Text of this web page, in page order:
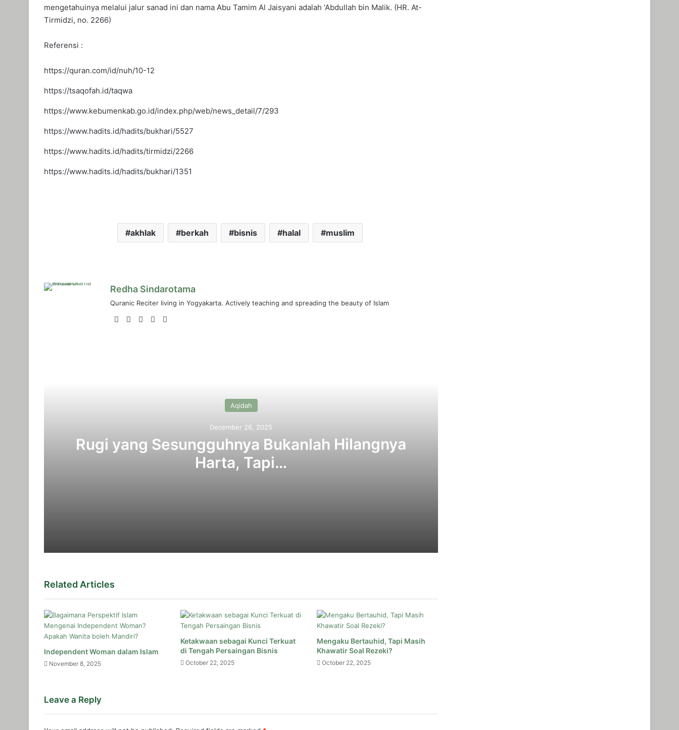
mengetahuinya melalui jalur sanad ini dan nama Abu Tamim Al Jaisyani adalah ‘Abdullah bin Malik. (HR. At-
Tirmidzi, no. 2266)
Referensi :
https://quran.com/id/nuh/10-12
https://tsaqofah.id/taqwa
https://www.kebumenkab.go.id/index.php/web/news_detail/7/293
https://www.hadits.id/hadits/bukhari/5527
https://www.hadits.id/hadits/tirmidzi/2266
https://www.hadits.id/hadits/bukhari/1351
akhlak berkah bisnis halal muslim
Redha Sindarotama
Quranic Reciter living in Yogyakarta. Actively teaching and spreading the beauty of Islam
WebsiteFacebook
LinkedInYouTube
Aqidah
December 26, 2025
Rugi yang Sesungguhnya Bukanlah Hilangnya
Harta, Tapi…
Ini dia Rambu untuk Wanita Karir, Agar Tetap Syar’i
December 11, 2025
Istri Bekerja dalam Islam Hukumnya Mubah, Bukan Wajib
Suami Tidak Memberi Nafkah, Wajarkah Istri Menggantikannya?
Related Articles
Independent Woman dalam Islam
November 8, 2025
Ketakwaan sebagai Kunci Terkuat
di Tengah Persaingan Bisnis
October 22, 2025
Mengaku Bertauhid, Tapi Masih
Khawatir Soal Rezeki?
October 22, 2025
Leave a Reply